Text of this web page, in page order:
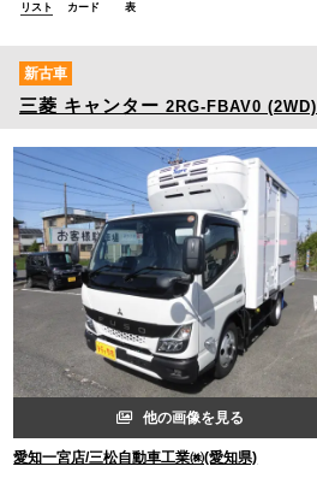
リスト カード 表
新古車
三菱 キャンター 2RG-FBAV0 (2WD)
他の画像を見る
愛知一宮店/三松自動車工業㈱(愛知県)